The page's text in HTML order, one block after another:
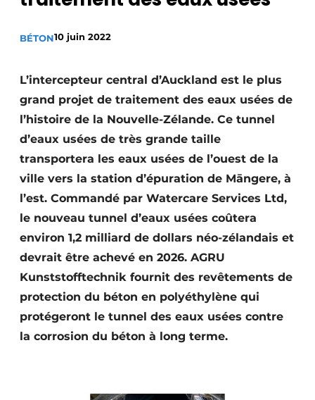
Video’s
Construction bois
Contrôle d’accès
Éclairage
Fondations
Façades
Géotextiles
Infrastructures souterraines et égouttage
Protection solaire
Sécurité incendie
BÉTON10 juin 2022
L’intercepteur central d’Auckland est le plus
grand projet de traitement des eaux usées de
l’histoire de la Nouvelle-Zélande. Ce tunnel
d’eaux usées de très grande taille
transportera les eaux usées de l’ouest de la
ville vers la station d’épuration de Māngere, à
l’est. Commandé par Watercare Services Ltd,
le nouveau tunnel d’eaux usées coûtera
environ 1,2 milliard de dollars néo-zélandais et
devrait être achevé en 2026. AGRU
Kunststofftechnik fournit des revêtements de
protection du béton en polyéthylène qui
protégeront le tunnel des eaux usées contre
la corrosion du béton à long terme.